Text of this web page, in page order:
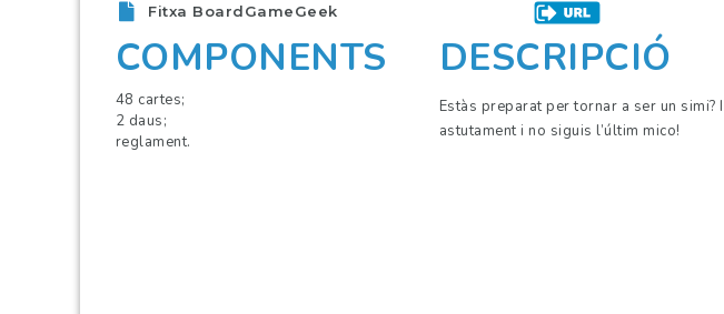
Fitxa BoardGameGeek
COMPONENTS
48 cartes;
2 daus;
reglament.
DESCRIPCIÓ
Estàs preparat per tornar a ser un
astutament i no siguis l’últim mico!